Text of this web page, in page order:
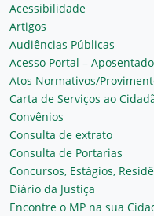
Acessibilidade
Artigos
Audiências Públicas
Acesso Portal –
Atos Normativos/
Carta de Serviços ao
Convênios
Consulta de extrato
Consulta de Portarias
Concursos, Estágios,
Diário da Justiça
Encontre o MP na sua